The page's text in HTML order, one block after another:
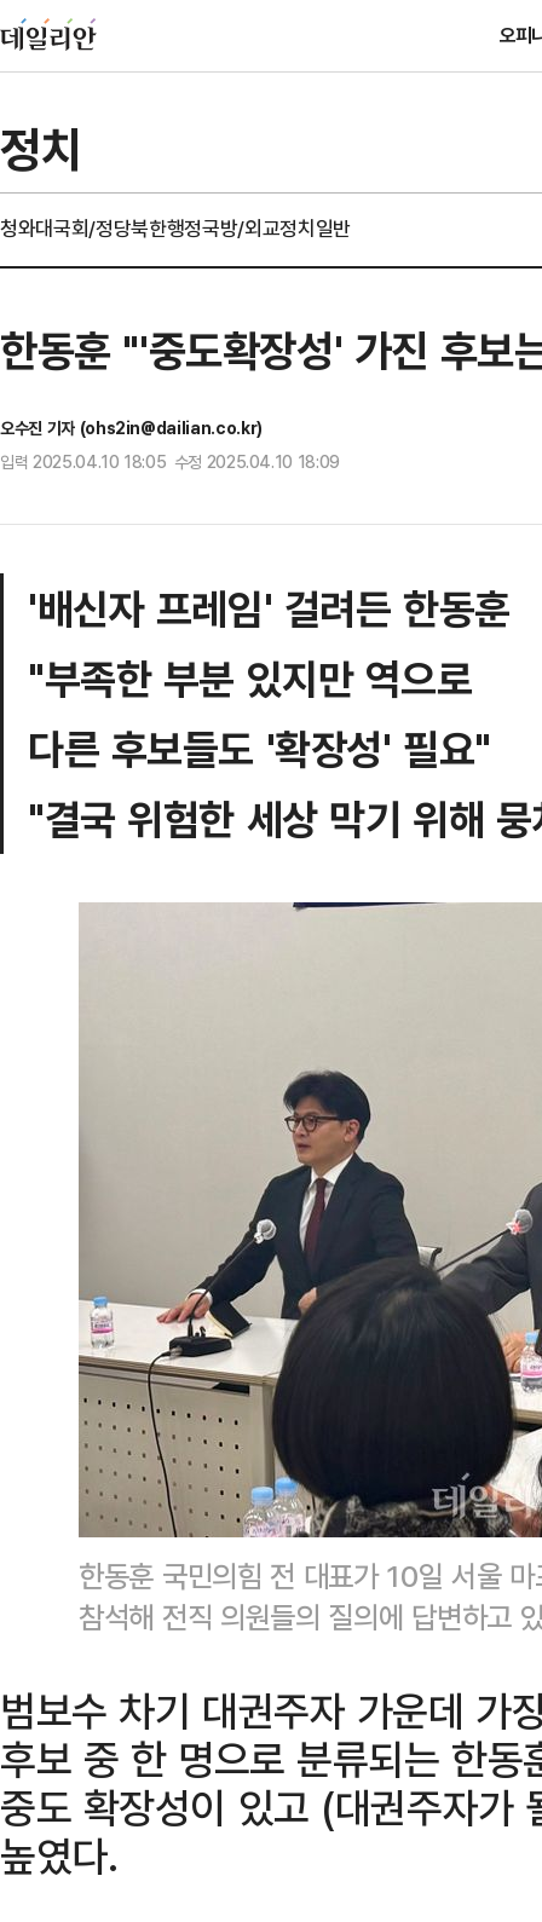
오피
정치
청와대국회/정당북한행정국방/외교정치일반
한동훈 "'중도확장성' 가진 후
오수진 기자 (ohs2in@dailian.co.kr)
입력 2025.04.10 18:05 수정 2025.04.10 18:09
'배신자 프레임' 걸려든 한동훈
"부족한 부분 있지만 역으로
다른 후보들도 '확장성' 필요"
"결국 위험한 세상 막기 위해
한동훈 국민의힘 전 대표가 10일 서울
참석해 전직 의원들의 질의에 답변하고
범보수 차기 대권주자 가운데 가
후보 중 한 명으로 분류되는 한
중도 확장성이 있고 (대권주자가
높였다.